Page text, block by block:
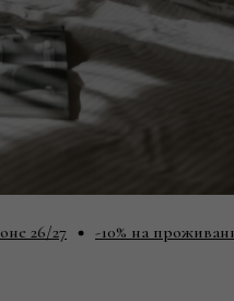
-10% на проживание в